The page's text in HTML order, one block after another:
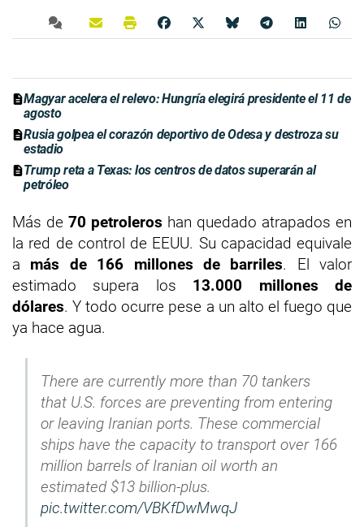
Magyar acelera el relevo: Hungría elegirá presidente el 11 de
agosto
Rusia golpea el corazón deportivo de Odesa y destroza su
estadio
Trump reta a Texas: los centros de datos superarán al
petróleo
Más de 70 petroleros han quedado atrapados en
la red de control de EEUU. Su capacidad equivale
a más de 166 millones de barriles. El valor
estimado supera los 13.000 millones de
dólares. Y todo ocurre pese a un alto el fuego que
ya hace agua.
There are currently more than 70 tankers
that U.S. forces are preventing from entering
or leaving Iranian ports. These commercial
ships have the capacity to transport over 166
million barrels of Iranian oil worth an
estimated $13 billion-plus.
pic.twitter.com/VBKfDwMwqJ